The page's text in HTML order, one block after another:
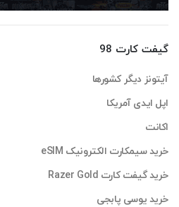
گیفت کارت 98
آیتونز دیگر کشورها
اپل ایدی آمریکا
اکانت
خرید سیمکارت الکترونیک eSIM
خرید گیفت کارت Razer Gold
خرید یوسی پابجی